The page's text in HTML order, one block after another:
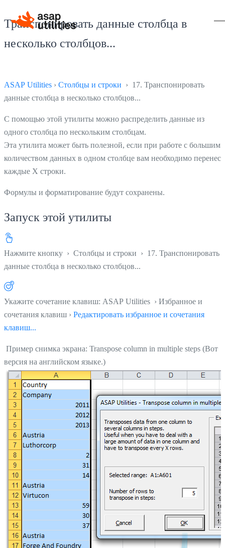
Транспонировать данные столбца в
несколько столбцов...
ASAP Utilities › Столбцы и строки › 17. Транспонировать
данные столбца в несколько столбцов...
С помощью этой утилиты можно распределить данные из
одного столбца по нескольким столбцам.
Эта утилита может быть полезной, если при работе с большим
количеством данных в одном столбце вам необходимо
каждые X строки.
Формулы и форматирование будут сохранены.
Запуск этой утилиты
Нажмите кнопку › Столбцы и строки › 17. Транспонировать
данные столбца в несколько столбцов...
Укажите сочетание клавиш: ASAP Utilities › Избранное и
сочетания клавиш › Редактировать избранное и сочетания
клавиш...
Пример снимка экрана: Transpose column in multiple steps (Вот
версия на английском языке.)